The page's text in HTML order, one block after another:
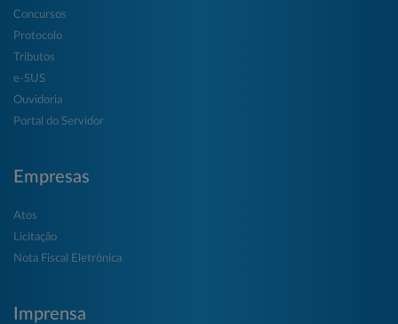
Concursos
Protocolo
Tributos
e-SUS
Ouvidoria
Portal do Servidor
Empresas
Atos
Licitação
Nota Fiscal Eletrônica
Imprensa